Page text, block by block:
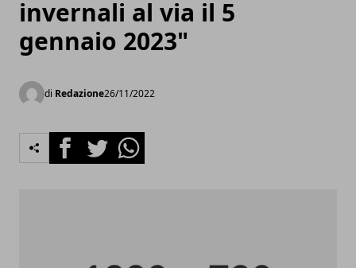
invernali al via il 5
gennaio 2023"
di Redazione26/11/2022
FacebookTwitterWhatsapp